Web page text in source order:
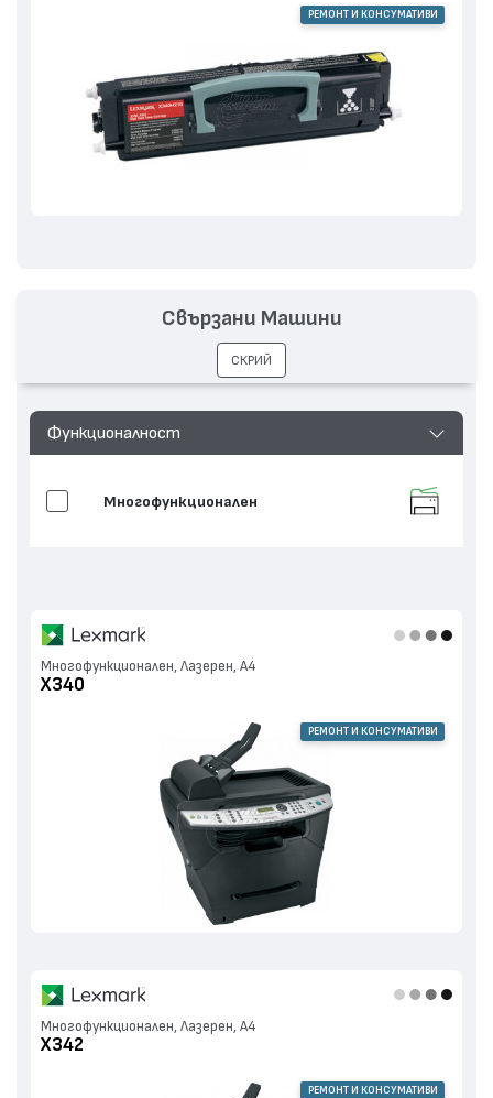
РЕМОНТ И КОНСУМАТИВИ
Функционалност
Многофункционален
Многофункционален, Лазерен, А4
X340
РЕМОНТ И КОНСУМАТИВИ
Многофункционален, Лазерен, А4
X342
РЕМОНТ И КОНСУМАТИВИ
Свързани Машини
СКРИЙ